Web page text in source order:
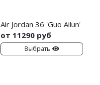
Air Jordan 36 'Guo Ailun'
от 11290 руб
Выбрать